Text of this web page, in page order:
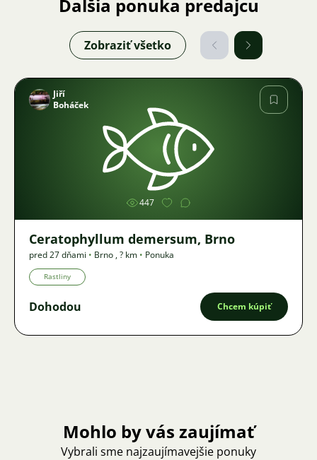
Ďalšia ponuka predajcu
Zobraziť všetko
Obrázok
Jiří
Boháček
447
Ceratophyllum demersum, Brno
pred 27 dňami • Brno ,? km • Ponuka
Rastliny
Dohodou Chcem kúpiť
Mohlo by vás zaujímať
Vybrali sme najzaujímavejšie ponuky